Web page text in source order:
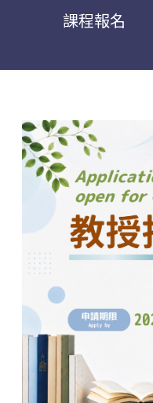
課程報名